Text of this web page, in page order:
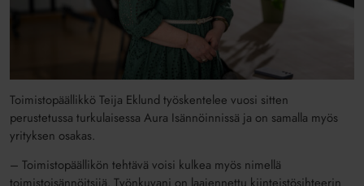
Toimistopäällikkö Teija Eklund työskentelee vuosi sitten
perustetussa turkulaisessa Aura Isännöinnissä ja on samalla myös
yrityksen osakas.
– Toimistopäällikön tehtävä voisi kulkea myös nimellä